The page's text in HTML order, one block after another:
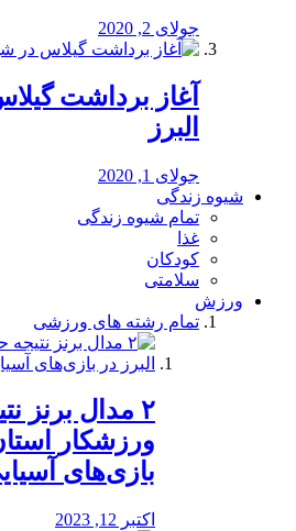
جولای 2, 2020
آغاز برداشت
البرز
جولای 1, 2020
شیوه زندگی
تمام شیوه زندگی
غذا
کودکان
سلامتی
ورزش
تمام رشته های ورزشی
ورزشکار
بازی‌های
اکتبر 12, 2023